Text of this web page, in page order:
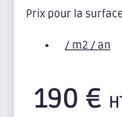
Prix pour la
/ m2 / an
190 €